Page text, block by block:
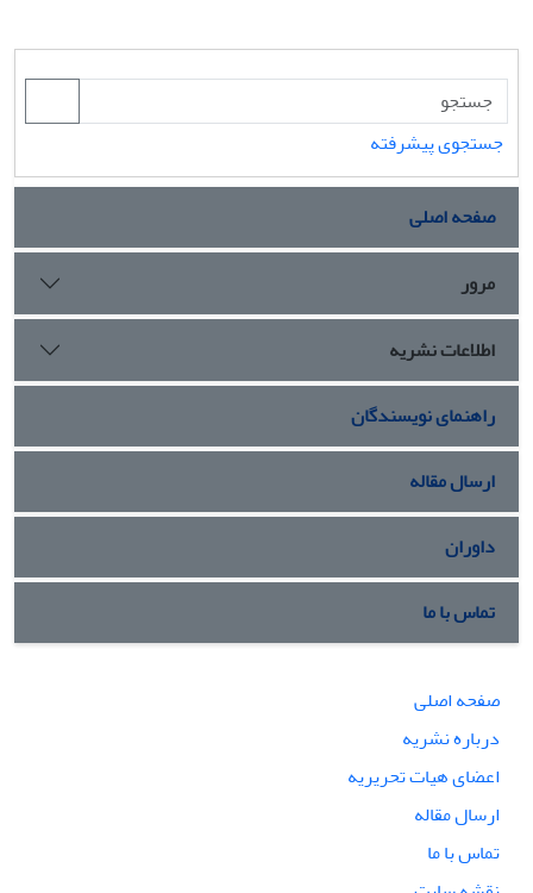
جستجوی پیشرفته
صفحه اصلی
مرور
اطلاعات نشریه
راهنمای نویسندگان
ارسال مقاله
داوران
تماس با ما
صفحه اصلی
درباره نشریه
اعضای هیات تحریریه
ارسال مقاله
تماس با ما